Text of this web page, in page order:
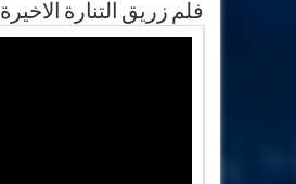
فلم زريق التنارة الاخيرة